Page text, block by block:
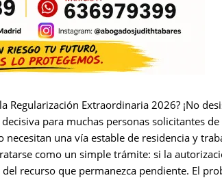
Regularización Extraordinaria 2026? ¡No
para muchas personas solicitantes
una vía estable de residencia y
como un simple trámite: si la
recurso que permanezca pendiente. El